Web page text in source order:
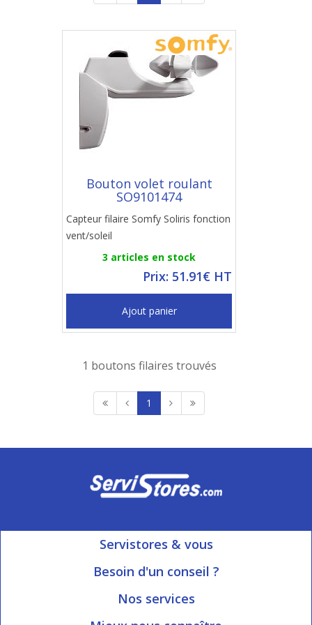
Bouton volet roulant
SO9101474
Capteur filaire Somfy Soliris fonction
vent/soleil
3 articles en stock
Prix: 51.91€ HT
Ajout panier
1 boutons filaires trouvés
1
Servistores & vous
Mon compte
Besoin d'un conseil ?
Ouvert du Lundi au Vendredi
Nos services
Informations livraison